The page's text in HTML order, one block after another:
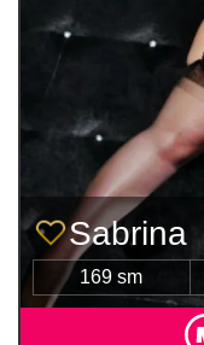
Sabrina
169 sm